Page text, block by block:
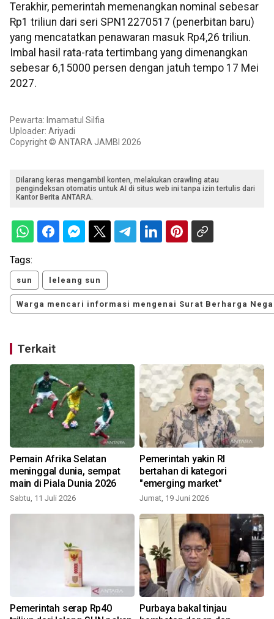
Terakhir, pemerintah memenangkan nominal sebesar
Rp1 triliun dari seri SPN12270517 (penerbitan baru)
yang mencatatkan penawaran masuk Rp4,26 triliun.
Imbal hasil rata-rata tertimbang yang dimenangkan
sebesar 6,15000 persen dengan jatuh tempo 17 Mei
2027.
Pewarta: Imamatul Silfia
Uploader: Ariyadi
Copyright © ANTARA JAMBI 2026
Dilarang keras mengambil konten, melakukan crawling atau
pengindeksan otomatis untuk AI di situs web ini tanpa izin tertulis dari
Kantor Berita ANTARA.
Tags:
sun leleang sun
Warga mencari informasi mengenai Surat Berharga
Terkait
Pemain Afrika Selatan
meninggal dunia, sempat
main di Piala Dunia 2026
Sabtu, 11 Juli 2026
Pemerintah yakin RI
bertahan di kategori
"emerging market"
Jumat, 19 Juni 2026
Pemerintah serap Rp40
Purbaya bakal tinjau